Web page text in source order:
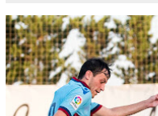
CÁDIZ CF COPA DEL REY